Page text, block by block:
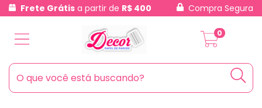
Frete Grátis a partir de R$ 400 Compra Segura
0